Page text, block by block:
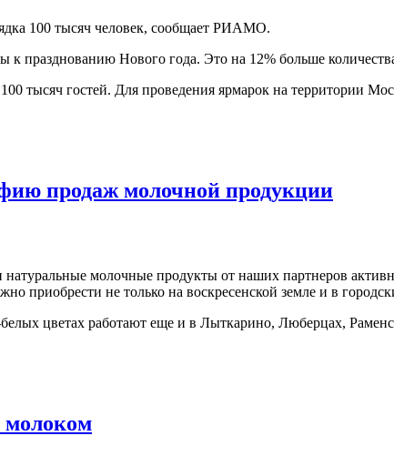
100 тысяч человек, сообщает РИАМО.
празднованию Нового года. Это на 12% больше
тысяч гостей. Для проведения ярмарок на территории
продаж молочной продукции
молочные продукты от наших партнеров
приобрести не только на воскресенской земле и в
цветах работают еще и в Лыткарино, Люберцах,
молоком